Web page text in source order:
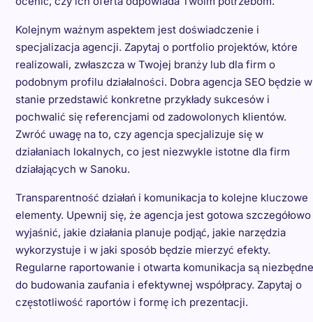
Kolejnym ważnym aspektem jest doświadczenie i
specjalizacja agencji. Zapytaj o portfolio projektów, które
realizowali, zwłaszcza w Twojej branży lub dla firm o
podobnym profilu działalności. Dobra agencja SEO będzie w
stanie przedstawić konkretne przykłady sukcesów i
pochwalić się referencjami od zadowolonych klientów.
Zwróć uwagę na to, czy agencja specjalizuje się w
działaniach lokalnych, co jest niezwykle istotne dla firm
działających w Sanoku.
Transparentność działań i komunikacja to kolejne kluczowe
elementy. Upewnij się, że agencja jest gotowa szczegółowo
wyjaśnić, jakie działania planuje podjąć, jakie narzędzia
wykorzystuje i w jaki sposób będzie mierzyć efekty.
Regularne raportowanie i otwarta komunikacja są niezbędne
do budowania zaufania i efektywnej współpracy. Zapytaj o
częstotliwość raportów i formę ich prezentacji.